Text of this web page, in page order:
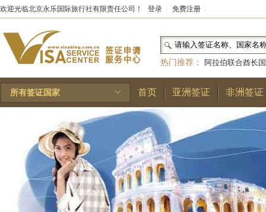
欢迎光临北京永乐国际旅行社有限责任公司！ 登录 免费注册
热门推荐：
阿拉伯联合酋长国
和国|布基纳法索|巴勒斯坦
林王国|安道尔公国|
所有签证国家 首页 亚洲签证 非洲签证